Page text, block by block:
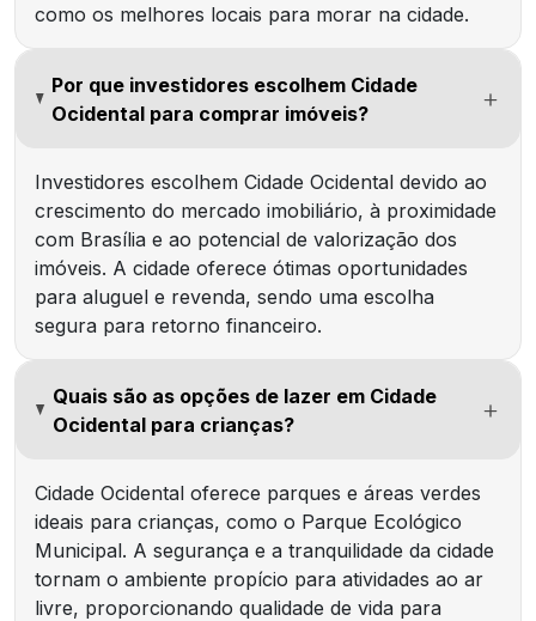
como os melhores locais para morar na cidade.
Por que investidores escolhem Cidade
Ocidental para comprar imóveis?
Investidores escolhem Cidade Ocidental devido ao
crescimento do mercado imobiliário, à proximidade
com Brasília e ao potencial de valorização dos
imóveis. A cidade oferece ótimas oportunidades
para aluguel e revenda, sendo uma escolha
segura para retorno financeiro.
Quais são as opções de lazer em Cidade
Ocidental para crianças?
Cidade Ocidental oferece parques e áreas verdes
ideais para crianças, como o Parque Ecológico
Municipal. A segurança e a tranquilidade da cidade
tornam o ambiente propício para atividades ao ar
livre, proporcionando qualidade de vida para